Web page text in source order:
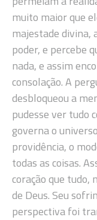
muito maior que
majestade divina,
poder, e percebe
nada, e assim
consolação. A
desbloqueou a
pudesse ver tudo
governa o
providência, o
todas as coisas.
coração que tudo,
de Deus. Seu
perspectiva foi